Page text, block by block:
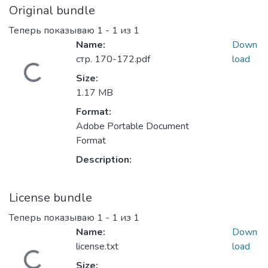
Original bundle
Теперь показываю 1 - 1 из 1
Загружается...
Name:
стр. 170-172.pdf
Size:
1.17 MB
Format:
Adobe Portable Document
Format
Description:
Down
load
License bundle
Теперь показываю 1 - 1 из 1
Name:
license.txt
Down
load